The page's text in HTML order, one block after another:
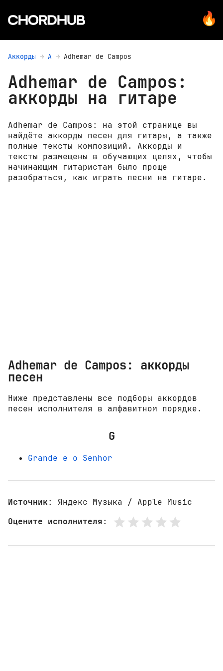
Аккорды A Adhemar de Campos
Adhemar de Campos:
аккорды на гитаре
Adhemar de Campos: на этой странице вы
найдёте аккорды песен для гитары, а также
полные тексты композиций. Аккорды и
тексты размещены в обучающих целях, чтобы
начинающим гитаристам было проще
разобраться, как играть песни на гитаре.
Adhemar de Campos: аккорды
песен
Ниже представлены все подборы аккордов
песен исполнителя в алфавитном порядке.
G
Grande e o Senhor
Источник: Яндекс Музыка / Apple Music
Оцените исполнителя: